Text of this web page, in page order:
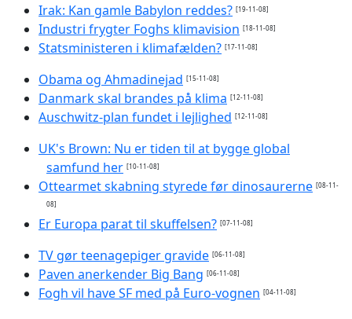
Irak: Kan gamle Babylon reddes? [19-11-08]
Industri frygter Foghs klimavision [18-11-08]
Statsministeren i klimafælden? [17-11-08]
Obama og Ahmadinejad [15-11-08]
Danmark skal brandes på klima [12-11-08]
Auschwitz-plan fundet i lejlighed [12-11-08]
UK's Brown: Nu er tiden til at bygge global
samfund her [10-11-08]
Ottearmet skabning styrede før dinosaurerne [08-11-
08]
Er Europa parat til skuffelsen? [07-11-08]
TV gør teenagepiger gravide [06-11-08]
Paven anerkender Big Bang [06-11-08]
Fogh vil have SF med på Euro-vognen [04-11-08]